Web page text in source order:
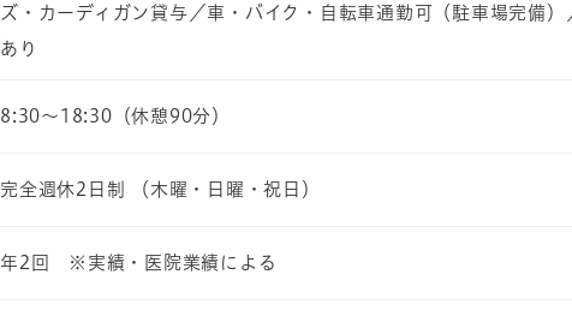
ズ・カーディガン貸与／車・バイク・自転車通勤可（駐車場完備
あり
8:30～18:30（休憩90分）
完全週休2日制 （木曜・日曜・祝日）
年2回 ※実績・医院業績による